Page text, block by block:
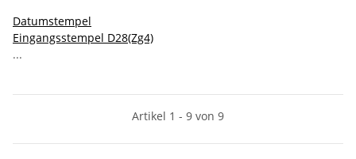
Datumstempel
Eingangsstempel D28(Zg4)
...
Artikel 1 - 9 von 9